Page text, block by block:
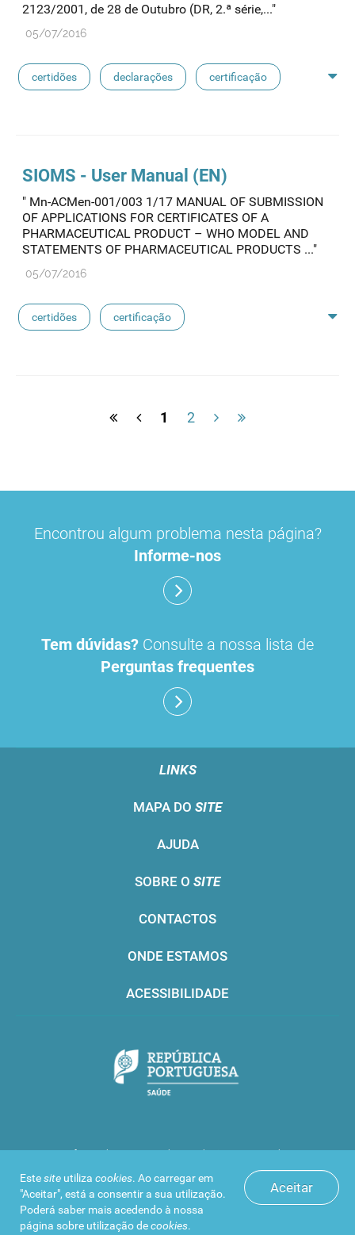
2123/2001, de 28 de Outubro (DR, 2.ª série,..."
05/07/2016
certidões declarações certificação
medicamentos de referência
SIOMS - User Manual (EN)
" Mn-ACMen-001/003 1/17 MANUAL OF SUBMISSION
OF APPLICATIONS FOR CERTIFICATES OF A
PHARMACEUTICAL PRODUCT – WHO MODEL AND
STATEMENTS OF PHARMACEUTICAL PRODUCTS ..."
05/07/2016
certidões certificação
1 2
Aceitar
Estesite utiliza cookies. Ao carregar em
"Aceitar", está a consentir a sua utilização.
Poderá saber mais acedendo à nossa
página sobre utilização decookies.
Encontrou algum problema nesta página?
Informe-nos
Tem dúvidas? Consulte a nossa lista de
Perguntas frequentes
LINKS
MAPA DO SITE
AJUDA
SOBRE O SITE
CONTACTOS
ONDE ESTAMOS
ACESSIBILIDADE
Infarmed © 2016. Todos os direitos reservados